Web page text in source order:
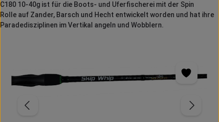
C180 10-40g ist für die Boots- und Uferfischerei mit der Spin
Rolle auf Zander, Barsch und Hecht entwickelt worden und hat ihre
Paradedisziplinen im Vertikal angeln und Wobblern.